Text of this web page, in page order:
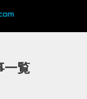
一覧